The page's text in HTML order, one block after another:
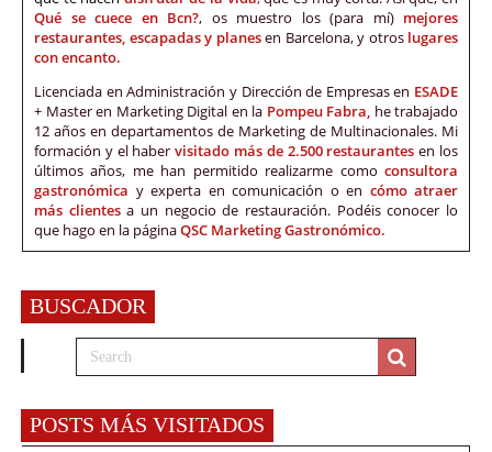
Qué se cuece en Bcn?, os muestro los (para mí) mejores
restaurantes, escapadas y planesen Barcelona, y otros lugares
con encanto.
Licenciada en Administración y Dirección de Empresas en ESADE
+ Master en Marketing Digital en la Pompeu Fabra, he trabajado
12 años en departamentos de Marketing de Multinacionales. Mi
formación y el habervisitado más de 2.500 restaurantes en los
últimos años, me han permitido realizarme como consultora
gastronómica y experta en comunicación o en cómo atraer
más clientes a un negocio de restauración. Podéis conocer lo
que hago en la páginaQSC Marketing Gastronómico.
BUSCADOR
POSTS MÁS VISITADOS